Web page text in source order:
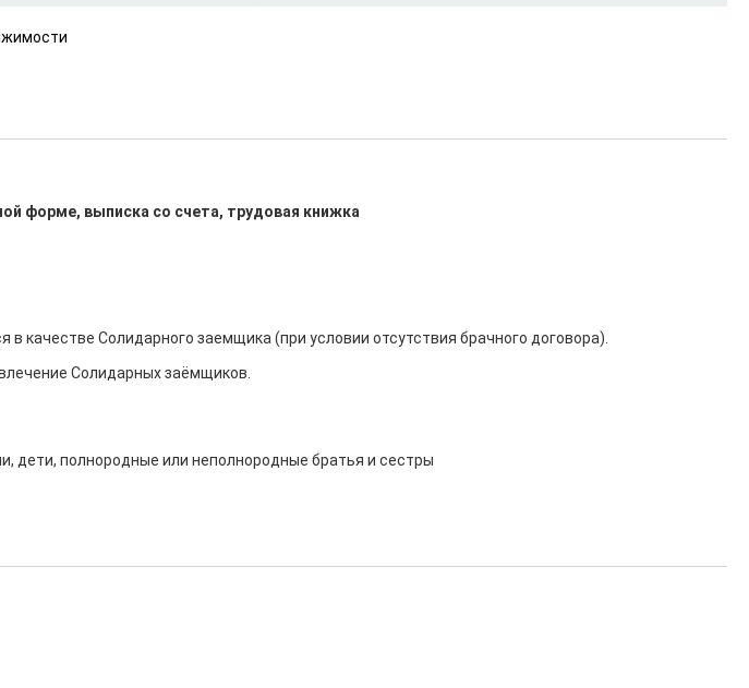
форме, выписка со счета, трудовая книжка
качестве Солидарного заемщика (при условии отсутствия брачного договора).
Солидарных заёмщиков.
дети, полнородные или неполнородные братья и сестры